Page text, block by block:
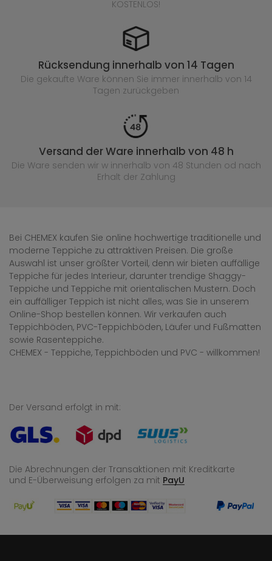
KOSTENLOS!
Rücksendung innerhalb von 14 Tagen
Die gekaufte Ware können Sie immer innerhalb von 14
Tagen zurückgeben
Versand der Ware innerhalb von 48 h
Die Ware senden wir w innerhalb von 48 Stunden od nach
Erhalt der Zahlung
Bei CHEMEX kaufen Sie online hochwertige traditionelle und
moderne Teppiche zu attraktiven Preisen. Die große
Auswahl ist unser größter Vorteil, denn wir bieten auffällige
Teppiche für jedes Interieur, darunter trendige Shaggy-
Teppiche und Teppiche mit orientalischen Mustern. Doch
ein auffälliger Teppich ist nicht alles, was Sie in unserem
Online-Shop bestellen können. Wir verkaufen auch
Teppichböden, PVC-Teppichböden, Läufer und Fußmatten
sowie Rasenteppiche.
CHEMEX - Teppiche, Teppichböden und PVC - willkommen!
Der Versand erfolgt in mit:
Die Abrechnungen der Transaktionen mit Kreditkarte
und E-Überweisung erfolgen za mit PayU